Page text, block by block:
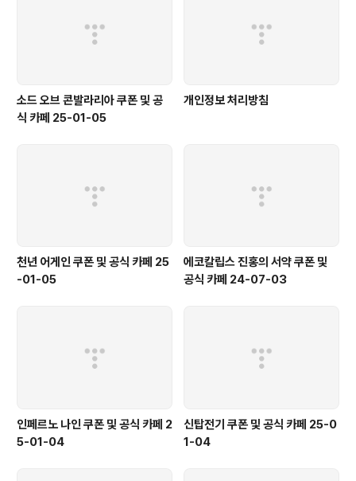
소드 오브 콘발라리아 쿠폰 및 공
식 카페 25-01-05
개인정보 처리방침
천년 어게인 쿠폰 및 공식 카페 25
-01-05
에코칼립스 진홍의 서약 쿠폰 및
공식 카페 24-07-03
인페르노 나인 쿠폰 및 공식 카페 2
5-01-04
신탑전기 쿠폰 및 공식 카페 25-0
1-04